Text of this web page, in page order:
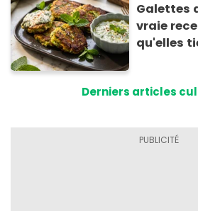
Galettes
vraie
qu'elles
Derniers articles